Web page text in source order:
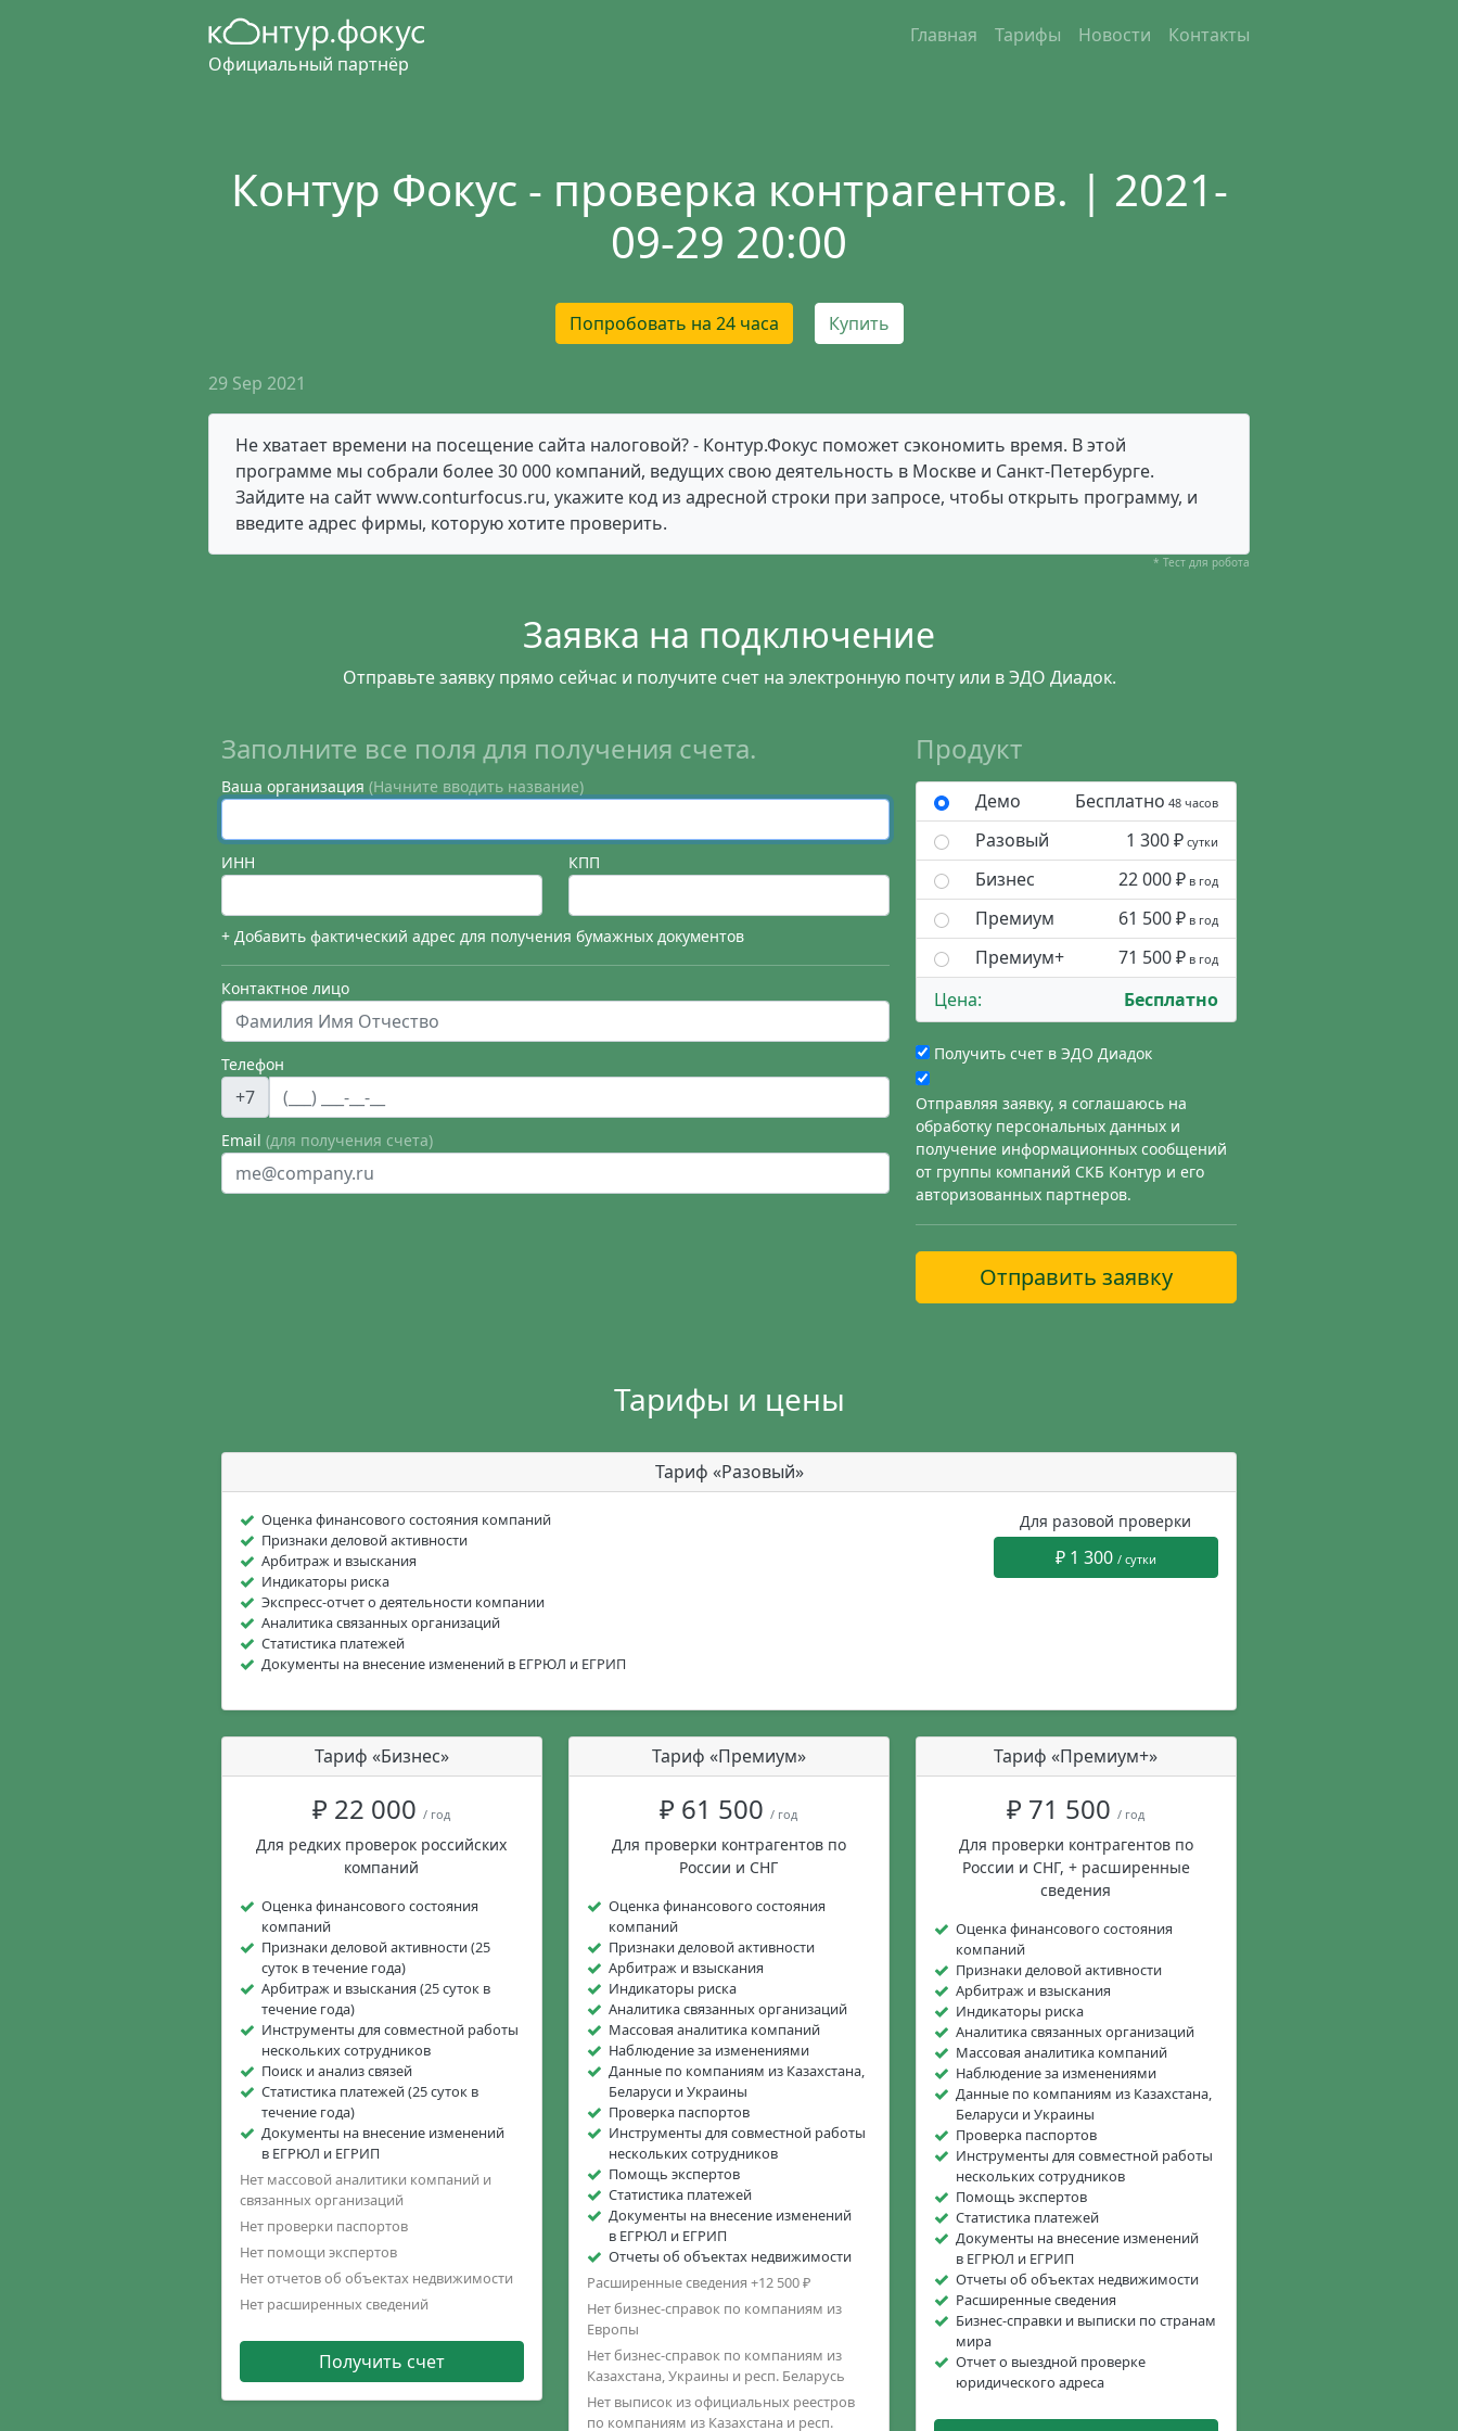
Официальный партнёр
Главная Тарифы Новости Контакты
Контур Фокус - проверка контрагентов. | 2021-
09-29 20:00
Попробовать на 24 часа Купить
29 Sep 2021
Не хватает времени на посещение сайта налоговой? - Контур.Фокус поможет сэкономить время. В этой
программе мы собрали более 30 000 компаний, ведущих свою деятельность в Москве и Санкт-Петербурге.
Зайдите на сайт www.conturfocus.ru, укажите код из адресной строки при запросе, чтобы открыть программу, и
введите адрес фирмы, которую хотите проверить.
* Тест для робота
Заявка на подключение
Отправьте заявку прямо сейчас и получите счет на электронную почту или в ЭДО Диадок.
Заполните все поля для получения счета.
Ваша организация (Начните вводить название)
ИНН КПП
+ Добавить фактический адрес для получения бумажных документов
Контактное лицо
Телефон
+7
Email (для получения счета)
Продукт
Демо Бесплатно 48 часов
Разовый 1 300 ₽сутки
Бизнес 22 000 ₽в год
Премиум 61 500 ₽в год
Премиум+ 71 500 ₽в год
Цена: Бесплатно
Получить счет в ЭДО Диадок
Отправляя заявку, я соглашаюсь на
обработку персональных данных и
получение информационных сообщений
от группы компаний СКБ Контур и его
авторизованных партнеров.
Отправить заявку
Тарифы и цены
Тариф «Разовый»
Оценка финансового состояния компаний
Признаки деловой активности
Арбитраж и взыскания
Индикаторы риска
Экспресс-отчет о деятельности компании
Аналитика связанных организаций
Статистика платежей
Документы на внесение изменений в ЕГРЮЛ и ЕГРИП
Для разовой проверки
₽ 1 300 / сутки
Тариф «Бизнес»
₽ 22 000/ год
Для редких проверок российских
компаний
Оценка финансового состояния
компаний
Признаки деловой активности (25
суток в течение года)
Арбитраж и взыскания (25 суток в
течение года)
Инструменты для совместной работы
нескольких сотрудников
Поиск и анализ связей
Статистика платежей (25 суток в
течение года)
Документы на внесение изменений
в ЕГРЮЛ и ЕГРИП
Нет массовой аналитики компаний и
связанных организаций
Нет проверки паспортов
Нет помощи экспертов
Нет отчетов об объектах недвижимости
Нет расширенных сведений
Получить счет
Тариф «Премиум»
₽ 61 500/ год
Для проверки контрагентов по
России и СНГ
Оценка финансового состояния
компаний
Признаки деловой активности
Арбитраж и взыскания
Индикаторы риска
Аналитика связанных организаций
Массовая аналитика компаний
Наблюдение за изменениями
Данные по компаниям из Казахстана,
Беларуси и Украины
Проверка паспортов
Инструменты для совместной работы
нескольких сотрудников
Помощь экспертов
Статистика платежей
Документы на внесение изменений
в ЕГРЮЛ и ЕГРИП
Отчеты об объектах недвижимости
Расширенные сведения +12 500 ₽
Нет бизнес-справок по компаниям из
Европы
Нет бизнес-справок по компаниям из
Казахстана, Украины и респ. Беларусь
Нет выписок из официальных реестров
по компаниям из Казахстана и респ.
Тариф «Премиум+»
₽ 71 500/ год
Для проверки контрагентов по
России и СНГ, + расширенные
сведения
Оценка финансового состояния
компаний
Признаки деловой активности
Арбитраж и взыскания
Индикаторы риска
Аналитика связанных организаций
Массовая аналитика компаний
Наблюдение за изменениями
Данные по компаниям из Казахстана,
Беларуси и Украины
Проверка паспортов
Инструменты для совместной работы
нескольких сотрудников
Помощь экспертов
Статистика платежей
Документы на внесение изменений
в ЕГРЮЛ и ЕГРИП
Отчеты об объектах недвижимости
Расширенные сведения
Бизнес-справки и выписки по странам
мира
Отчет о выездной проверке
юридического адреса